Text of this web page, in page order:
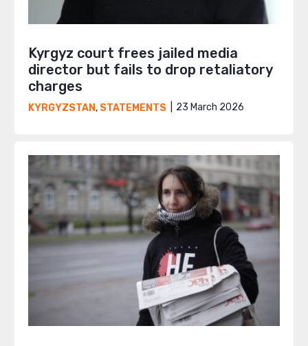
Kyrgyz court frees jailed media
director but fails to drop retaliatory
charges
KYRGYZSTAN, STATEMENTS 23 March 2026